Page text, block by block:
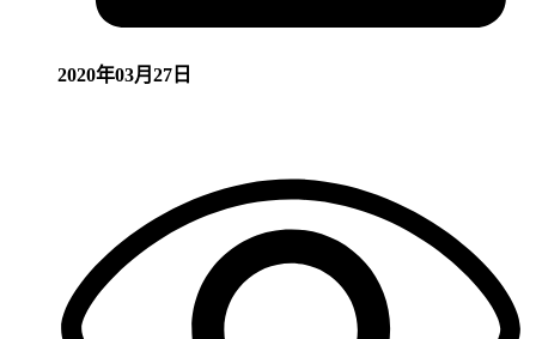
2020年03月27日